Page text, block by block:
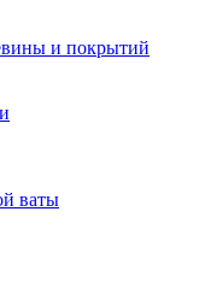
и покрытий
ваты